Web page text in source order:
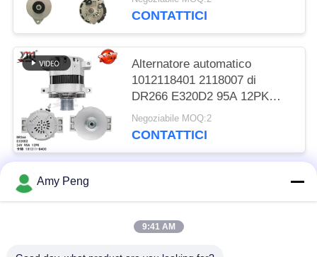
CONTATTICI
Alternatore automatico
1012118401 2118007 di
DR266 E320D2 95A 12PK
101211-8400
Negoziabile MOQ:2
CONTATTICI
Categorie popolari
Amy Peng
9:41 AM